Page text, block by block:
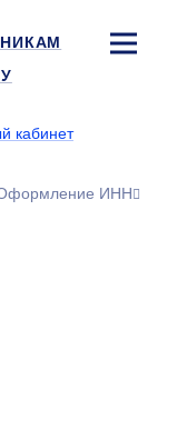
кабинет
ИНН